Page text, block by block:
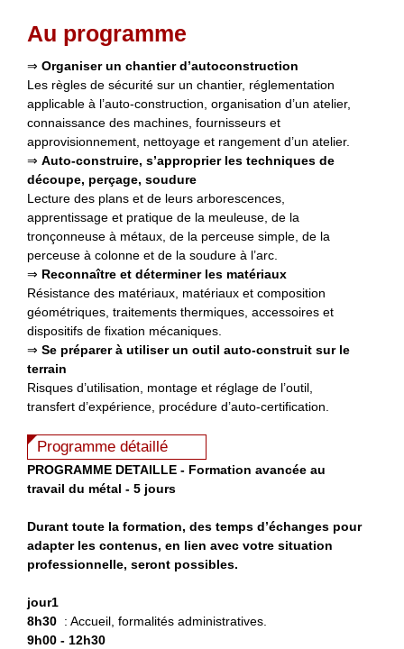
Au programme
⇒ Organiser un chantier d’autoconstruction
Les règles de sécurité sur un chantier, réglementation
applicable à l’auto-construction, organisation d’un atelier,
connaissance des machines, fournisseurs et
approvisionnement, nettoyage et rangement d’un atelier.
⇒ Auto-construire, s’approprier les techniques de
découpe, perçage, soudure
Lecture des plans et de leurs arborescences,
apprentissage et pratique de la meuleuse, de la
tronçonneuse à métaux, de la perceuse simple, de la
perceuse à colonne et de la soudure à l’arc.
⇒ Reconnaître et déterminer les matériaux
Résistance des matériaux, matériaux et composition
géométriques, traitements thermiques, accessoires et
dispositifs de fixation mécaniques.
⇒ Se préparer à utiliserun outil auto-construit sur le
terrain
Risques d’utilisation, montage et réglage de l’outil,
transfert d’expérience, procédure d’auto-certification.
Programme détaillé
PROGRAMME DETAILLE - Formation avancée au
travail du métal - 5 jours
Durant toute la formation, des temps d’échanges pour
adapter les contenus, en lien avec votre situation
professionnelle, seront possibles.
jour1
8h30 : Accueil, formalités administratives.
9h00 - 12h30